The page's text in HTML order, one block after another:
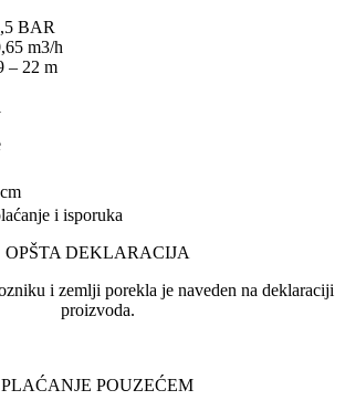
BAR
m3/h
– 22 m
i isporuka
OPŠTA DEKLARACIJA
i zemlji porekla je naveden na deklaraciji
proizvoda.
PLAĆANJE POUZEĆEM